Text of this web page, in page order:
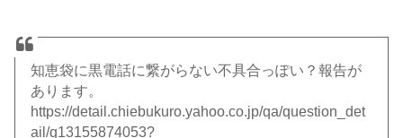
知恵袋に黒電話に繋がらない不具合っぽい？報告が
あります。
https://detail.chiebukuro.yahoo.co.jp/qa/question_det
ail/q13155874053?